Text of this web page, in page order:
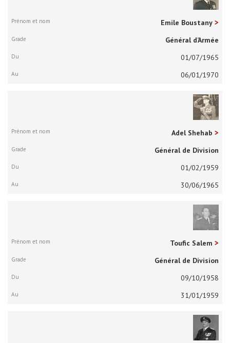
Emile Boustany
Général d’Armée
01/07/1965
06/01/1970
Adel Shehab
Général de Division
01/02/1959
30/06/1965
Toufic Salem
Général de Division
09/10/1958
31/01/1959